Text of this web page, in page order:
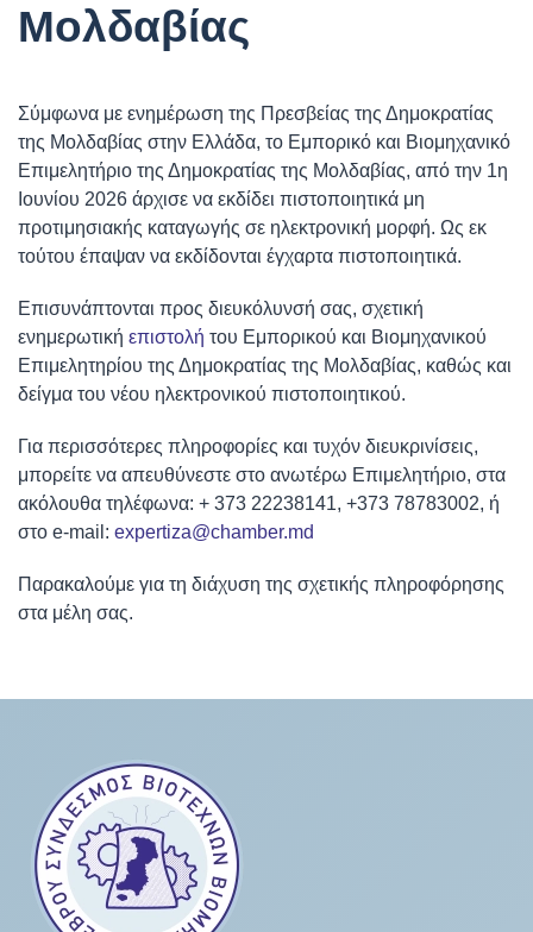
Μολδαβίας
Σύμφωνα με ενημέρωση της Πρεσβείας της Δημοκρατίας
της Μολδαβίας στην Ελλάδα, το Εμπορικό και Βιομηχανικό
Επιμελητήριο της Δημοκρατίας της Μολδαβίας, από την 1η
Ιουνίου 2026 άρχισε να εκδίδει πιστοποιητικά μη
προτιμησιακής καταγωγής σε ηλεκτρονική μορφή. Ως εκ
τούτου έπαψαν να εκδίδονται έγχαρτα πιστοποιητικά.
Επισυνάπτονται προς διευκόλυνσή σας, σχετική
ενημερωτική επιστολή του Εμπορικού και Βιομηχανικού
Επιμελητηρίου της Δημοκρατίας της Μολδαβίας, καθώς και
δείγμα του νέου ηλεκτρονικού πιστοποιητικού.
Για περισσότερες πληροφορίες και τυχόν διευκρινίσεις,
μπορείτε να απευθύνεστε στο ανωτέρω Επιμελητήριο, στα
ακόλουθα τηλέφωνα: + 373 22238141, +373 78783002, ή
στο e-mail: expertiza@chamber.md
Παρακαλούμε για τη διάχυση της σχετικής πληροφόρησης
στα μέλη σας.